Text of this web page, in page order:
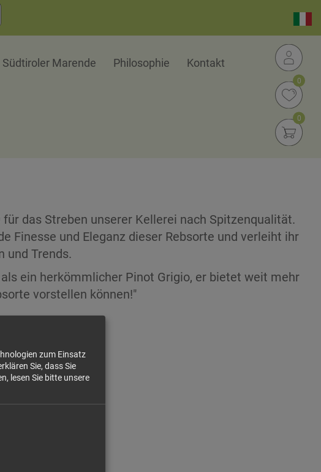
Südtiroler Marende Philosophie Kontakt
0
0
das Streben unserer Kellerei nach Spitzenqualität.
Finesse und Eleganz dieser Rebsorte und verleiht ihr
und Trends.
ein herkömmlicher Pinot Grigio, er bietet weit mehr
vorstellen können!"
35,87 €/l
Preis: 26,90 €
zum Einsatz
Sie, dass Sie
lesen Sie bitte unsere